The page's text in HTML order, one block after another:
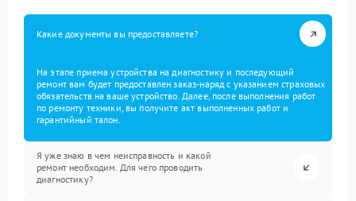
Какие документы вы предоставляете?
На этапе приема устройства на диагностику и последующий
ремонт вам будет предоставлен заказ-наряд с указанием страховых
обязательств на ваше устройство. Далее, после выполнения работ
по ремонту техники, вы получите акт выполненных работ и
гарантийный талон.
Я уже знаю в чем неисправность и какой
ремонт необходим. Для чего проводить
диагностику?